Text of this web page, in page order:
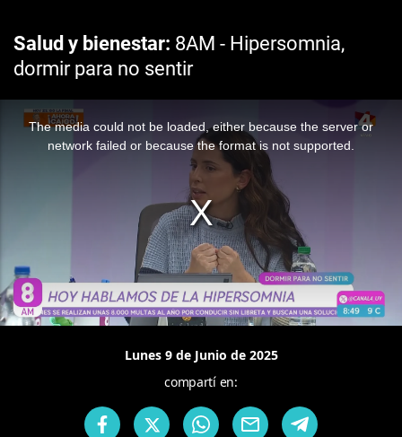
Salud y bienestar 8AM - Hipersomnia,
dormir para no sentir
The media could not be loaded, either because the server or
network failed or because the format is not supported.
Lunes 9 de Junio de 2025
compartí en: